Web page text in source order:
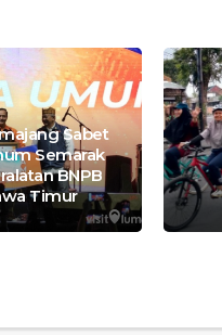
Sabet
Semarak
BNPB
Timur